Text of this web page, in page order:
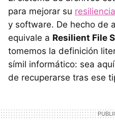
para mejorar su resiliencia
y software. De hecho de
equivale a Resilient File
tomemos la definición
símil informático: sea
de recuperarse tras ese